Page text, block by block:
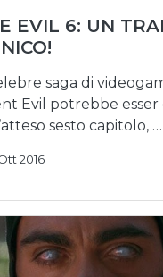
EVIL 6: UN
saga di
Evil potrebbe esser
sesto capitolo, …
Ott 2016